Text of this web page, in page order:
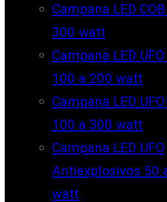
Campana LED
300 watt
Campana LED UFO
100 a 200 watt
Campana LED UFO
100 a 300 watt
Campana LED UFO
Antiexplosivos 50
watt